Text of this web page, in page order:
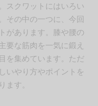
スクワットにはいろい
その中の一つに、今回
があります。膝や腰の
要な筋肉を一気に鍛え
を集めています。ただ
いやり方やポイントを
す。